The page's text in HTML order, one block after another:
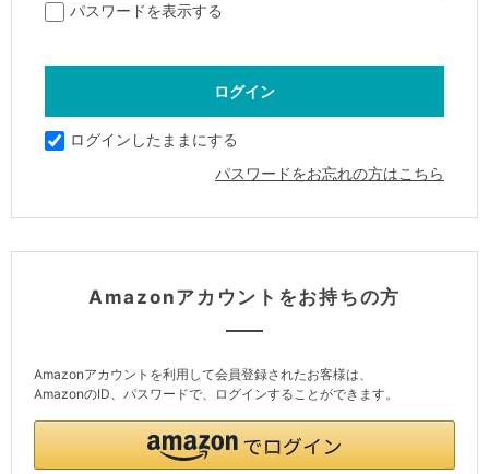
パスワードを表示する
ログインしたままにする
パスワードをお忘れの方はこちら
Amazonアカウントをお持ちの方
Amazonアカウントを利用して会員登録されたお客様は、
AmazonのID、パスワードで、ログインすることができます。